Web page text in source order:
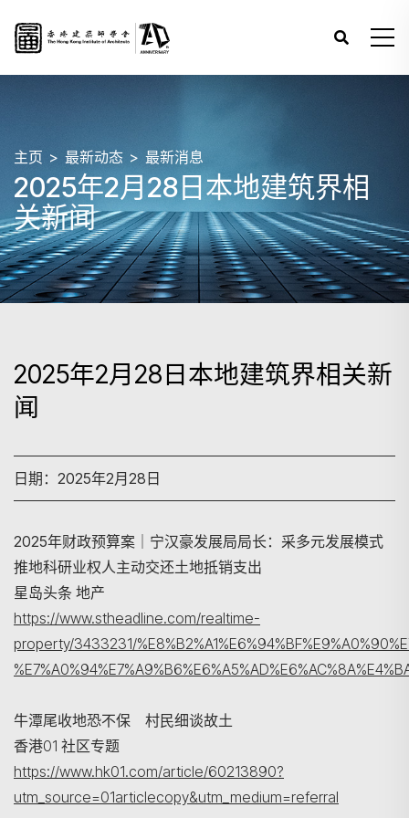
主页 最新动态 最新消息
2025年2月28日本地建筑界相
关新闻
2025年2月28日本地建筑界相关新
闻
日期：2025年2月28日
2025年财政预算案｜宁汉豪发展局局长：采多元发展模式
推地科研业权人主动交还土地抵销支出
星岛头条 地产
https://www.stheadline.com/realtime-
property/3433231/
牛潭尾收地恐不保 村民细谈故土
香港01 社区专题
https://www.hk01.com/article/60213890?
utm_source=01articlecopy&utm_medium=referral